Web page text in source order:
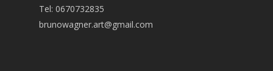
Tel: 0670732835
brunowagner.art@gmail.com